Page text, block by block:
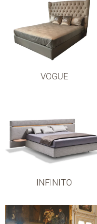
VOGUE
INFINITO